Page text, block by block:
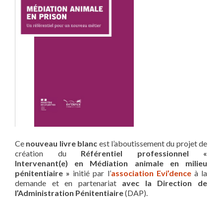
Ce nouveau livre blanc est l’aboutissement du projet de
création du Référentiel professionnel «
Intervenant(e) en Médiation animale en milieu
pénitentiaire » initié par l’association Evi’denceà la
demande et en partenariat avec la Direction de
l’Administration Pénitentiaire(DAP).